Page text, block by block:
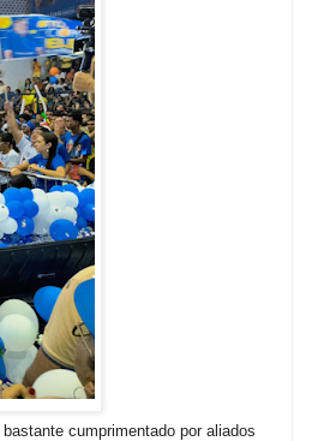
cumprimentado por aliados